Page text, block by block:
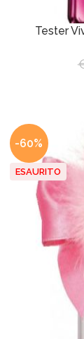
Tester
-60%
ESAURITO